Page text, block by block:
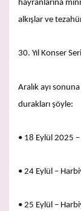
hayranlarına
alkışlar ve
30. Yıl Konser
Aralık ayı
durakları şöyle:
• 18 Eylül 2025
• 24 Eylül –
• 25 Eylül –